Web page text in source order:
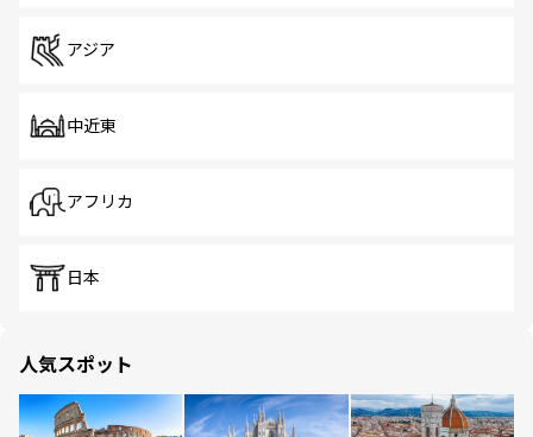
アジア
中近東
アフリカ
日本
人気スポット